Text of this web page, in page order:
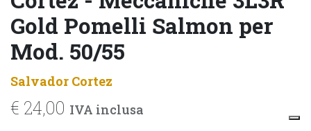
Gold Pomelli Salmon per
Mod. 50/55
Salvador Cortez
€ 24,00 IVA inclusa